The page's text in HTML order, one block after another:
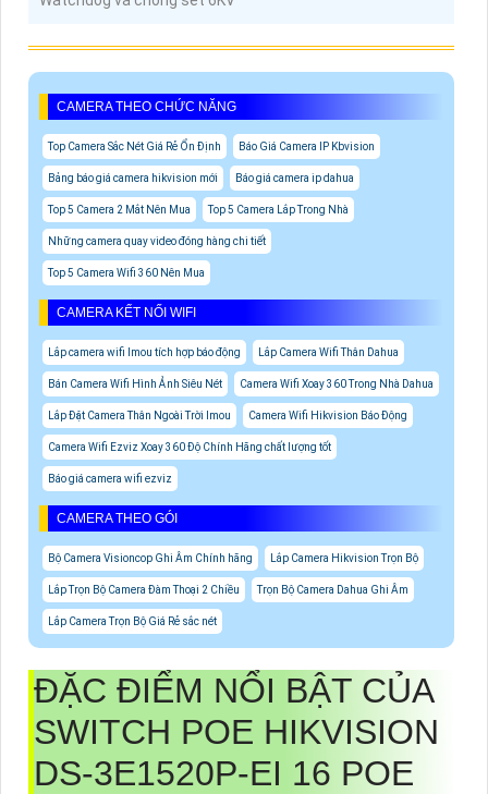
CAMERA THEO CHỨC NĂNG
Top Camera Sắc Nét Giá Rẻ Ổn Định Báo Giá Camera IP Kbvision
Bảng báo giá camera hikvision mới Báo giá camera ip dahua
Top 5 Camera 2 Mắt Nên Mua Top 5 Camera Lắp Trong Nhà
Những camera quay video đóng hàng chi tiết
Top 5 Camera Wifi 360 Nên Mua
CAMERA KẾT NỐI WIFI
Lắp camera wifi Imou tích hợp báo động Lắp Camera Wifi Thân Dahua
Bán Camera Wifi Hình Ảnh Siêu Nét Camera Wifi Xoay 360 Trong Nhà Dahua
Lắp Đặt Camera Thân Ngoài Trời Imou Camera Wifi Hikvision Báo Động
Camera Wifi Ezviz Xoay 360 Độ Chính Hãng chất lượng tốt
Báo giá camera wifi ezviz
CAMERA THEO GÓI
Bộ Camera Visioncop Ghi Âm Chính hãng Lắp Camera Hikvision Trọn Bộ
Lắp Trọn Bộ Camera Đàm Thoại 2 Chiều Trọn Bộ Camera Dahua Ghi Âm
Lắp Camera Trọn Bộ Giá Rẻ sắc nét
ĐẶC ĐIỂM NỔI BẬT CỦA
SWITCH POE HIKVISION
DS-3E1520P-EI 16 POE